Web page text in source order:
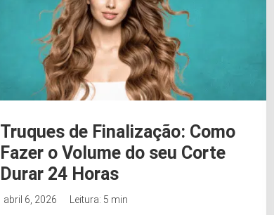
Truques de Finalização: Como
Fazer o Volume do seu Corte
Durar 24 Horas
abril 6, 2026
Leitura: 5 min